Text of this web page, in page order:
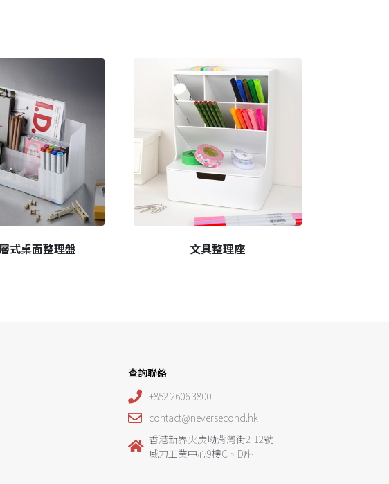
式桌面整理盤 文具整理座
查詢聯絡
+852 2606 3800
contact@neversecond.hk
香港新界火炭坳背灣街2-12號
威力工業中心9樓C、D座